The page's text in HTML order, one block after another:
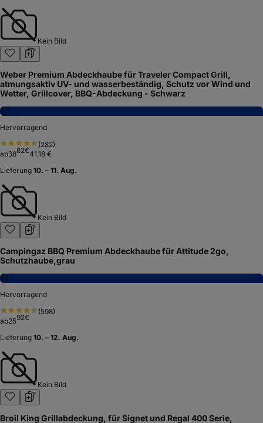
Kein Bild
Weber Premium Abdeckhaube für Traveler Compact Grill,
atmungsaktiv UV- und wasserbeständig, Schutz vor Wind und
Wetter, Grillcover, BBQ-Abdeckung - Schwarz
8,3
Hervorragend
(282)
ab3882€41,18 €
Lieferung 10. – 11. Aug.
Kein Bild
Campingaz BBQ Premium Abdeckhaube für Attitude 2go,
Schutzhaube,grau
8,1
Hervorragend
(598)
ab2592€
Lieferung 10. – 12. Aug.
Kein Bild
Broil King Grillabdeckung, für Signet und Regal 400 Serie,